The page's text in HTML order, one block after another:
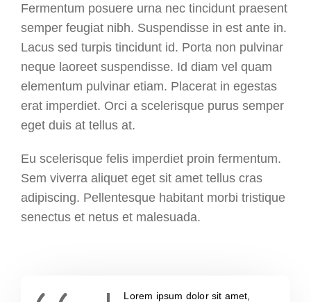
Fermentum posuere urna nec tincidunt praesent
semper feugiat nibh. Suspendisse in est ante in.
Lacus sed turpis tincidunt id. Porta non pulvinar
neque laoreet suspendisse. Id diam vel quam
elementum pulvinar etiam. Placerat in egestas
erat imperdiet. Orci a scelerisque purus semper
eget duis at tellus at.
Eu scelerisque felis imperdiet proin fermentum.
Sem viverra aliquet eget sit amet tellus cras
adipiscing. Pellentesque habitant morbi tristique
senectus et netus et malesuada.
Lorem ipsum dolor sit amet,